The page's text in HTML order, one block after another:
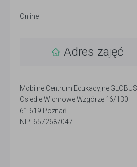
Online
Adres zajęć
Mobilne Centrum Edukacyjne GLOBUS
Osiedle Wichrowe Wzgórze 16/130
61-619 Poznań
NIP: 6572687047